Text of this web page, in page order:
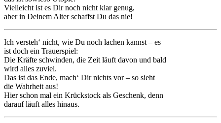
Vielleicht ist es Dir noch nicht klar genug,
aber in Deinem Alter schaffst Du das nie!
Ich versteh‘ nicht, wie Du noch lachen kannst – es
ist doch ein Trauerspiel:
Die Kräfte schwinden, die Zeit läuft davon und bald
wird alles zuviel.
Das ist das Ende, mach‘ Dir nichts vor – so sieht
die Wahrheit aus!
Hier schon mal ein Krückstock als Geschenk, denn
darauf läuft alles hinaus.